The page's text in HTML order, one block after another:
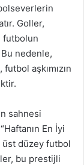
Goller,
futbolun
nedenle,
aşkımızın
sahnesi
En İyi
üst düzey futbol
bu prestijli